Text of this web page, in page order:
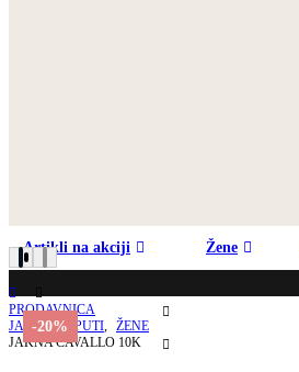
Artikli na akciji Žene
PRODAVNICA
JAKNE/KAPUTI, ŽENE
JAKNA CAVALLO 10K
-20%